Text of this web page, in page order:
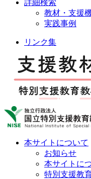
詳細検索
教材・支援
実践事例
リンク集
本サイトについて
お知らせ
本サイトに
特別支援教